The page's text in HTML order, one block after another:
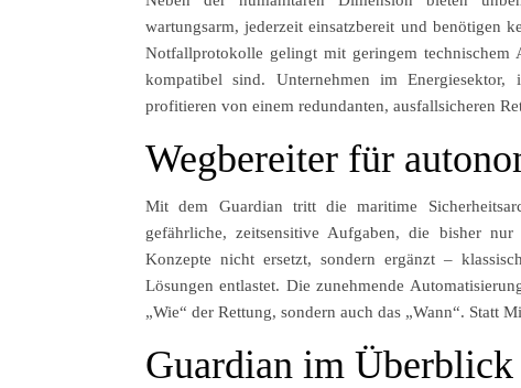
wartungsarm, jederzeit einsatzbereit und benötigen
Notfallprotokolle gelingt mit geringem
kompatibel sind. Unternehmen im Energiesektor,
profitieren von einem redundanten, ausfallsicheren
Wegbereiter für
Mit dem Guardian tritt die maritime
gefährliche, zeitsensitive Aufgaben, die bisher
Konzepte nicht ersetzt, sondern ergänzt –
Lösungen entlastet. Die zunehmende
„Wie“ der Rettung, sondern auch das „Wann“. Statt
Guardian im Überblick